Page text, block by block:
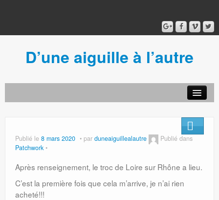
D’une aiguille à l’autre
Publié le 8 mars 2020 par duneaiguillealautre
Publié dans
Patchwork
Après renseignement, le troc de Loire sur Rhône a lieu.
C’est la première fois que cela m’arrive, je n’ai rien
acheté!!!